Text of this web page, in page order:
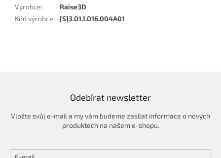
Výrobce:
Raise3D
Kód výrobce: [S]3.01.1.016.004A01
Odebírat newsletter
Vložte svůj e-mail a my vám budeme zasílat informace o nových
produktech na našem e-shopu.